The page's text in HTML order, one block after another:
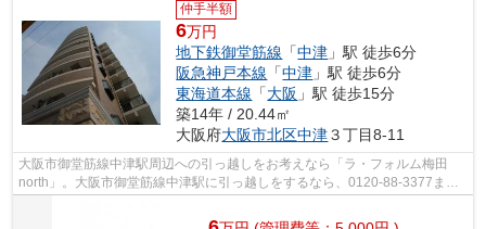
仲手半額
6万円
地下鉄御堂筋線 「中津 」駅 徒歩6分
阪急神戸本線 「中津 」駅 徒歩6分
東海道本線 「大阪 」駅 徒歩15分
築14年 / 20.44㎡
大阪府大阪市北区中津３丁目8-11
大阪市御堂筋線中津駅周辺への引っ越しをお考えなら「ラ・フォルム梅田
north」。大阪市御堂筋線中津駅に引っ越しをするなら、0120-88-3377まで